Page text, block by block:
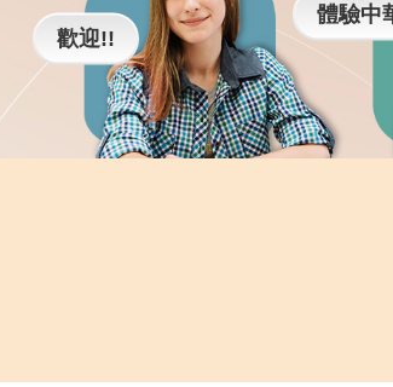
歡迎!!
體驗中